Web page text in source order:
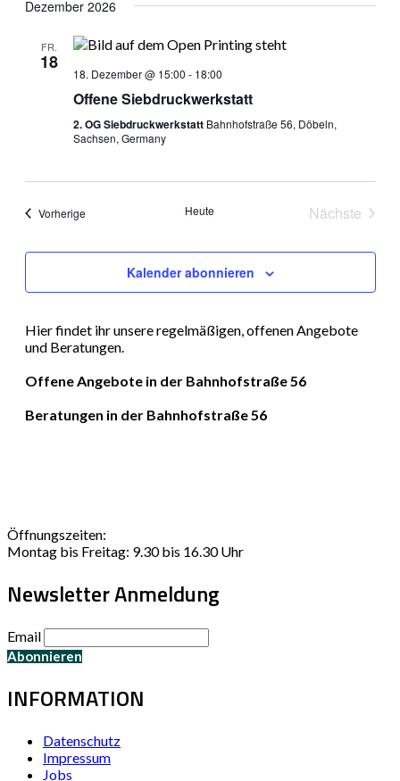
Dezember 2026
FR.
18
18. Dezember @ 15:00 - 18:00
Offene Siebdruckwerkstatt
2. OG Siebdruckwerkstatt Bahnhofstraße 56, Döbeln,
Sachsen, Germany
VorherigeVeranstaltungen Heute
Nächste
Kalender abonnieren
Hier findet ihr unsere regelmäßigen, offenen Angebote
und Beratungen.
Offene Angebote in der Bahnhofstraße 56
Beratungen in der Bahnhofstraße 56
Öffnungszeiten:
Montag bis Freitag: 9.30 bis 16.30 Uhr
Newsletter Anmeldung
Email
INFORMATION
Datenschutz
Impressum
Jobs